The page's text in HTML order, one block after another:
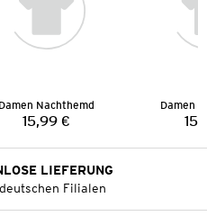
Damen Nachthemd
Preis:
15,99 €
Damen
LIEFERUNG
Filialen